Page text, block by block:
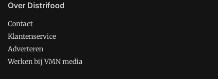
Over Distrifood
Contact
Klantenservice
Adverteren
Werken bij VMN media